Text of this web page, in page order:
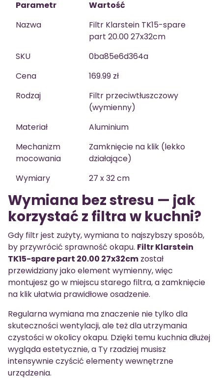
Parametr
Wartość
Nazwa
Filtr Klarstein TK15-spare
part 20.00 27x32cm
SKU
0ba85e6d364a
Cena
169.99 zł
Rodzaj
Filtr przeciwtłuszczowy
(wymienny)
Materiał
Aluminium
Mechanizm
mocowania
Zamknięcie na klik (lekko
działające)
Wymiary
27 x 32 cm
Wymiana bez stresu — jak
korzystać z filtra w kuchni?
Gdy filtr jest zużyty, wymiana to najszybszy sposób,
by przywrócić sprawność okapu. Filtr Klarstein
TK15-spare part 20.00 27x32cm został
przewidziany jako element wymienny, więc
montujesz go w miejscu starego filtra, a zamknięcie
na klik ułatwia prawidłowe osadzenie.
Regularna wymiana ma znaczenie nie tylko dla
skuteczności wentylacji, ale też dla utrzymania
czystości w okolicy okapu. Dzięki temu kuchnia dłużej
wygląda estetycznie, a Ty rzadziej musisz
intensywnie czyścić elementy wewnętrzne
urządzenia.